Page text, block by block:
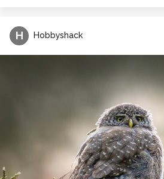
H Hobbyshack